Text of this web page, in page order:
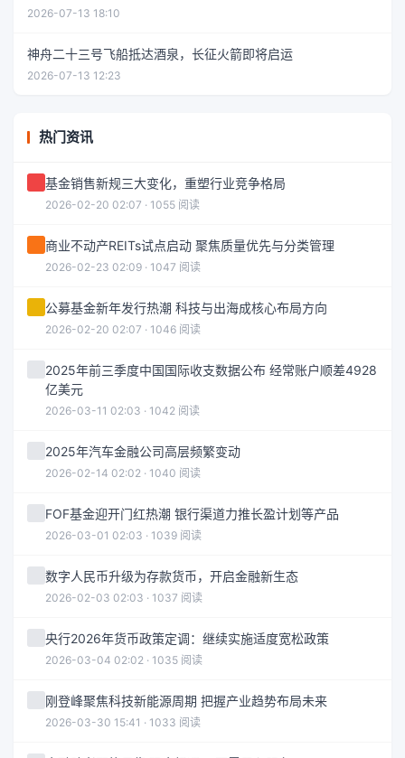
2026-07-13 18:10
神舟二十三号飞船抵达酒泉，长征火箭即将启运
2026-07-13 12:23
热门资讯
基金销售新规三大变化，重塑行业竞争格局
2026-02-20 02:07 · 1055 阅读
商业不动产REITs试点启动 聚焦质量优先与分类管理
2026-02-23 02:09 · 1047 阅读
公募基金新年发行热潮 科技与出海成核心布局方向
2026-02-20 02:07 · 1046 阅读
2025年前三季度中国国际收支数据公布 经常账户顺差4928
亿美元
2026-03-11 02:03 · 1042 阅读
2025年汽车金融公司高层频繁变动
2026-02-14 02:02 · 1040 阅读
FOF基金迎开门红热潮 银行渠道力推长盈计划等产品
2026-03-01 02:03 · 1039 阅读
数字人民币升级为存款货币，开启金融新生态
2026-02-03 02:03 · 1037 阅读
央行2026年货币政策定调：继续实施适度宽松政策
2026-03-04 02:02 · 1035 阅读
刚登峰聚焦科技新能源周期 把握产业趋势布局未来
2026-03-30 15:41 · 1033 阅读